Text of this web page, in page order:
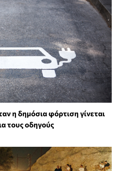
η δημόσια φόρτιση γίνεται
τους οδηγούς